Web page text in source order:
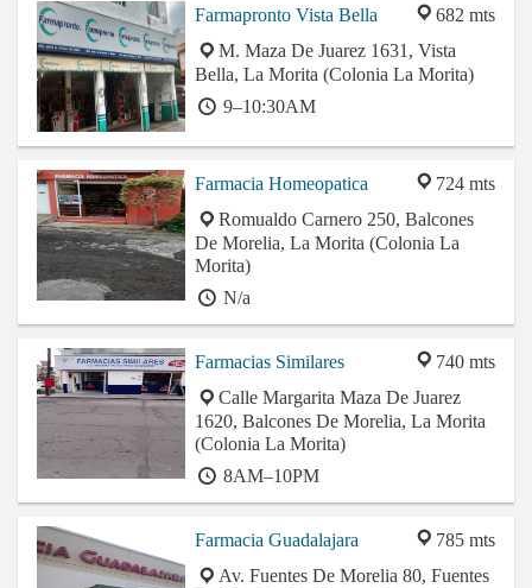
682 mts
Farmapronto Vista Bella
M. Maza De Juarez 1631, Vista
Bella, La Morita (Colonia La Morita)
9–10:30AM
724 mts
Farmacia Homeopatica
Romualdo Carnero 250, Balcones
De Morelia, La Morita (Colonia La
Morita)
N/a
740 mts
Farmacias Similares
Calle Margarita Maza De Juarez
1620, Balcones De Morelia, La Morita
(Colonia La Morita)
8AM–10PM
785 mts
Farmacia Guadalajara
Av. Fuentes De Morelia 80, Fuentes